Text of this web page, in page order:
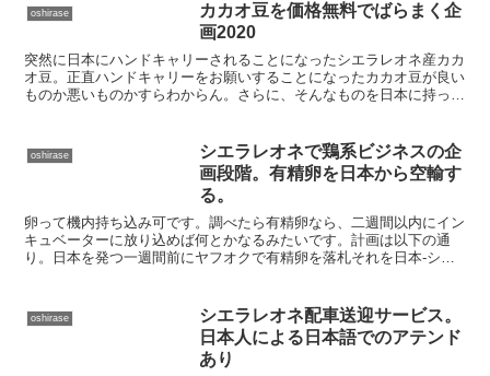
oshirase
カカオ豆を価格無料でばらまく企
画2020
突然に日本にハンドキャリーされることになったシエラレオネ産カカ
オ豆。正直ハンドキャリーをお願いすることになったカカオ豆が良い
ものか悪いものかすらわからん。さらに、そんなものを日本に持って
oshirase
シエラレオネで鶏系ビジネスの企
画段階。有精卵を日本から空輸す
る。
卵って機内持ち込み可です。調べたら有精卵なら、二週間以内にイン
キュベーターに放り込めば何とかなるみたいです。計画は以下の通
り。日本を発つ一週間前にヤフオクで有精卵を落札それを日本-シエ
oshirase
シエラレオネ配車送迎サービス。
日本人による日本語でのアテンド
あり